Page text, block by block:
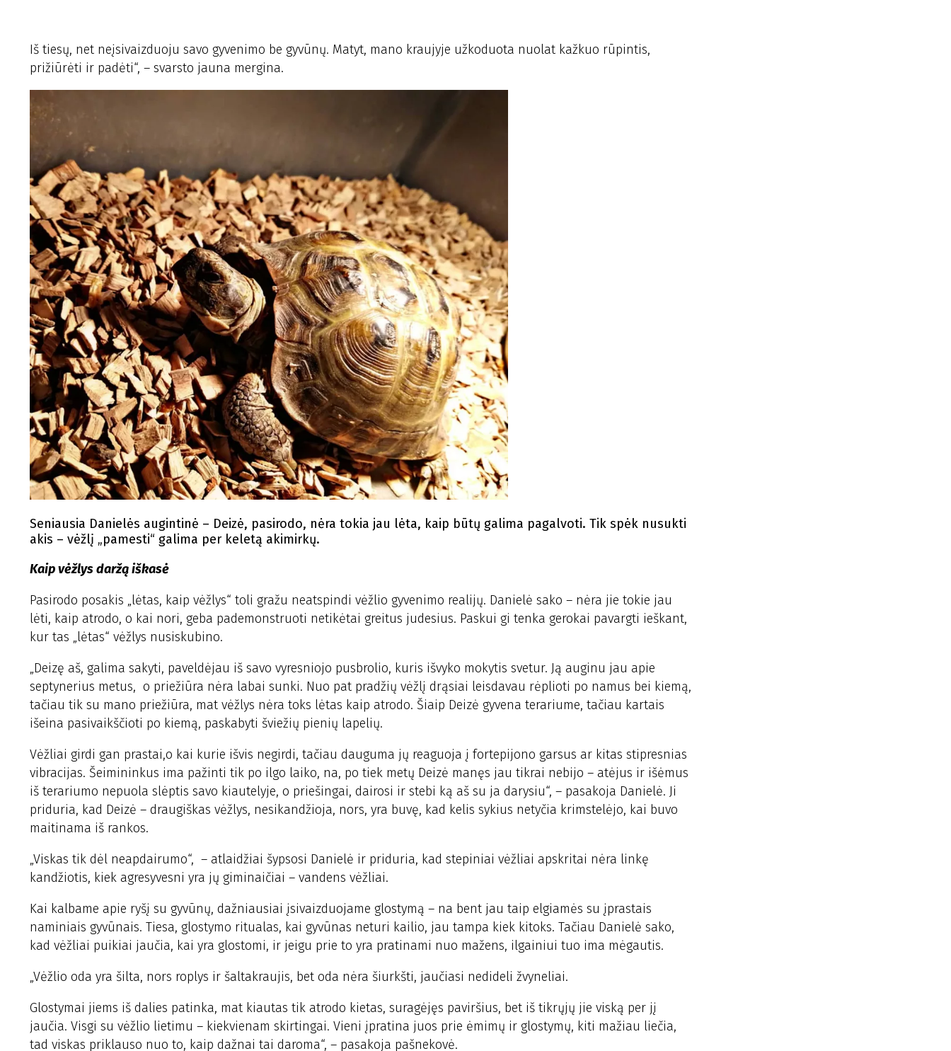
Iš tiesų, net neįsivaizduoju savo gyvenimo be gyvūnų. Matyt, mano kraujyje užkoduota nuolat kažkuo rūpintis,
prižiūrėti ir padėti“, – svarsto jauna mergina.
Seniausia Danielės augintinė – Deizė, pasirodo, nėra tokia jau lėta, kaip būtų galima pagalvoti. Tik spėk nusukti
akis – vėžlį „pamesti“ galima per keletą akimirkų.
Kaip vėžlys daržą iškasė
Pasirodo posakis „lėtas, kaip vėžlys“ toli gražu neatspindi vėžlio gyvenimo realijų. Danielė sako – nėra jie tokie jau
lėti, kaip atrodo, o kai nori, geba pademonstruoti netikėtai greitus judesius. Paskui gi tenka gerokai pavargti ieškant,
kur tas „lėtas“ vėžlys nusiskubino.
„Deizę aš, galima sakyti, paveldėjau iš savo vyresniojo pusbrolio, kuris išvyko mokytis svetur. Ją auginu jau apie
septynerius metus, o priežiūra nėra labai sunki. Nuo pat pradžių vėžlį drąsiai leisdavau rėplioti po namus bei kiemą,
tačiau tik su mano priežiūra, mat vėžlys nėra toks lėtas kaip atrodo. Šiaip Deizė gyvena terariume, tačiau kartais
išeina pasivaikščioti po kiemą, paskabyti šviežių pienių lapelių.
Vėžliai girdi gan prastai,o kai kurie išvis negirdi, tačiau dauguma jų reaguoja į fortepijono garsus ar kitas stipresnias
vibracijas. Šeimininkus ima pažinti tik po ilgo laiko, na, po tiek metų Deizė manęs jau tikrai nebijo – atėjus ir išėmus
iš terariumo nepuola slėptis savo kiautelyje, o priešingai, dairosi ir stebi ką aš su ja darysiu“, – pasakoja Danielė. Ji
priduria, kad Deizė – draugiškas vėžlys, nesikandžioja, nors, yra buvę, kad kelis sykius netyčia krimstelėjo, kai buvo
maitinama iš rankos.
„Viskas tik dėl neapdairumo“, – atlaidžiai šypsosi Danielė ir priduria, kad stepiniai vėžliai apskritai nėra linkę
kandžiotis, kiek agresyvesni yra jų giminaičiai – vandens vėžliai.
Kai kalbame apie ryšį su gyvūnų, dažniausiai įsivaizduojame glostymą – na bent jau taip elgiamės su įprastais
naminiais gyvūnais. Tiesa, glostymo ritualas, kai gyvūnas neturi kailio, jau tampa kiek kitoks. Tačiau Danielė sako,
kad vėžliai puikiai jaučia, kai yra glostomi, ir jeigu prie to yra pratinami nuo mažens, ilgainiui tuo ima mėgautis.
„Vėžlio oda yra šilta, nors roplys ir šaltakraujis, bet oda nėra šiurkšti, jaučiasi nedideli žvyneliai.
Glostymai jiems iš dalies patinka, mat kiautas tik atrodo kietas, suragėjęs paviršius, bet iš tikrųjų jie viską per jį
jaučia. Visgi su vėžlio lietimu – kiekvienam skirtingai. Vieni įpratina juos prie ėmimų ir glostymų, kiti mažiau liečia,
tad viskas priklauso nuo to, kaip dažnai tai daroma“, – pasakoja pašnekovė.